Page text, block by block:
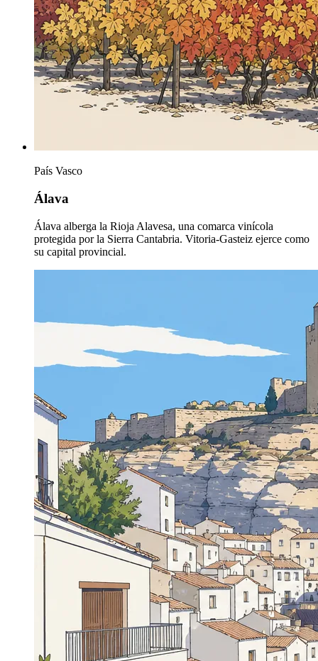
País Vasco
Álava
Álava alberga la Rioja Alavesa, una comarca vinícola
protegida por la Sierra Cantabria. Vitoria-Gasteiz ejerce como
su capital provincial.